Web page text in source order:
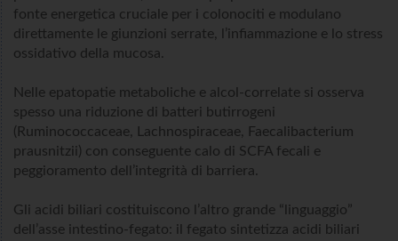
fonte energetica cruciale per i colonociti e modulano
direttamente le giunzioni serrate, l’infiammazione e lo stress
ossidativo della mucosa.
Nelle epatopatie metaboliche e alcol-correlate si osserva
spesso una riduzione di batteri butirrogeni
(Ruminococcaceae, Lachnospiraceae, Faecalibacterium
prausnitzii) con conseguente calo di SCFA fecali e
peggioramento dell’integrità di barriera.
Gli acidi biliari costituiscono l’altro grande “linguaggio”
dell’asse intestino-fegato: il fegato sintetizza acidi biliari